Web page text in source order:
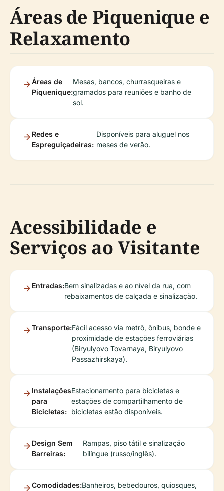
Áreas de Piquenique e
Relaxamento
Áreas de
Piquenique:
Mesas, bancos, churrasqueiras e
gramados para reuniões e banho de
sol.
Redes e
Espreguiçadeiras:
Disponíveis para aluguel nos
meses de verão.
Acessibilidade e
Serviços ao Visitante
Entradas:Bem sinalizadas e ao nível da rua, com
rebaixamentos de calçada e sinalização.
Transporte:Fácil acesso via metrô, ônibus, bonde e
proximidade de estações ferroviárias
(Biryulyovo Tovarnaya, Biryulyovo
Passazhirskaya).
Instalações
para
Bicicletas:
Estacionamento para bicicletas e
estações de compartilhamento de
bicicletas estão disponíveis.
Design Sem
Barreiras:
Rampas, piso tátil e sinalização
bilíngue (russo/inglês).
Comodidades:Banheiros, bebedouros, quiosques,